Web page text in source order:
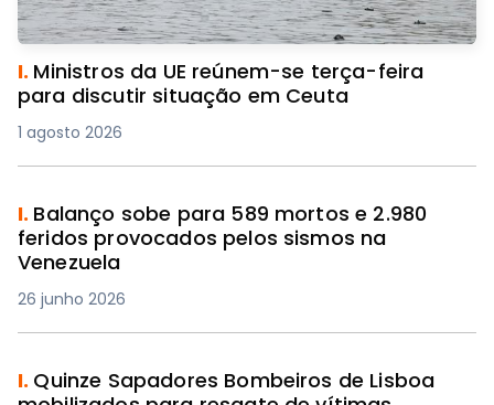
I. Ministros da UE reúnem-se terça-feira
para discutir situação em Ceuta
1 agosto 2026
I. Balanço sobe para 589 mortos e 2.980
feridos provocados pelos sismos na
Venezuela
26 junho 2026
I. Quinze Sapadores Bombeiros de Lisboa